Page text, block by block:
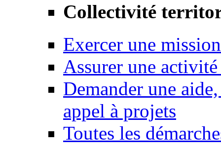
Collectivité
Exercer une mission
Assurer une
Demander une
appel à projets
Toutes les